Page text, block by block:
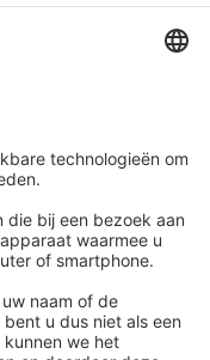
Meer
HR Academy
HR Podcast
CHRO
HR Day